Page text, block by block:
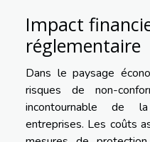
Impact
réglementaire
Dans le paysage
risques de non-
incontournable de
entreprises. Les coûts